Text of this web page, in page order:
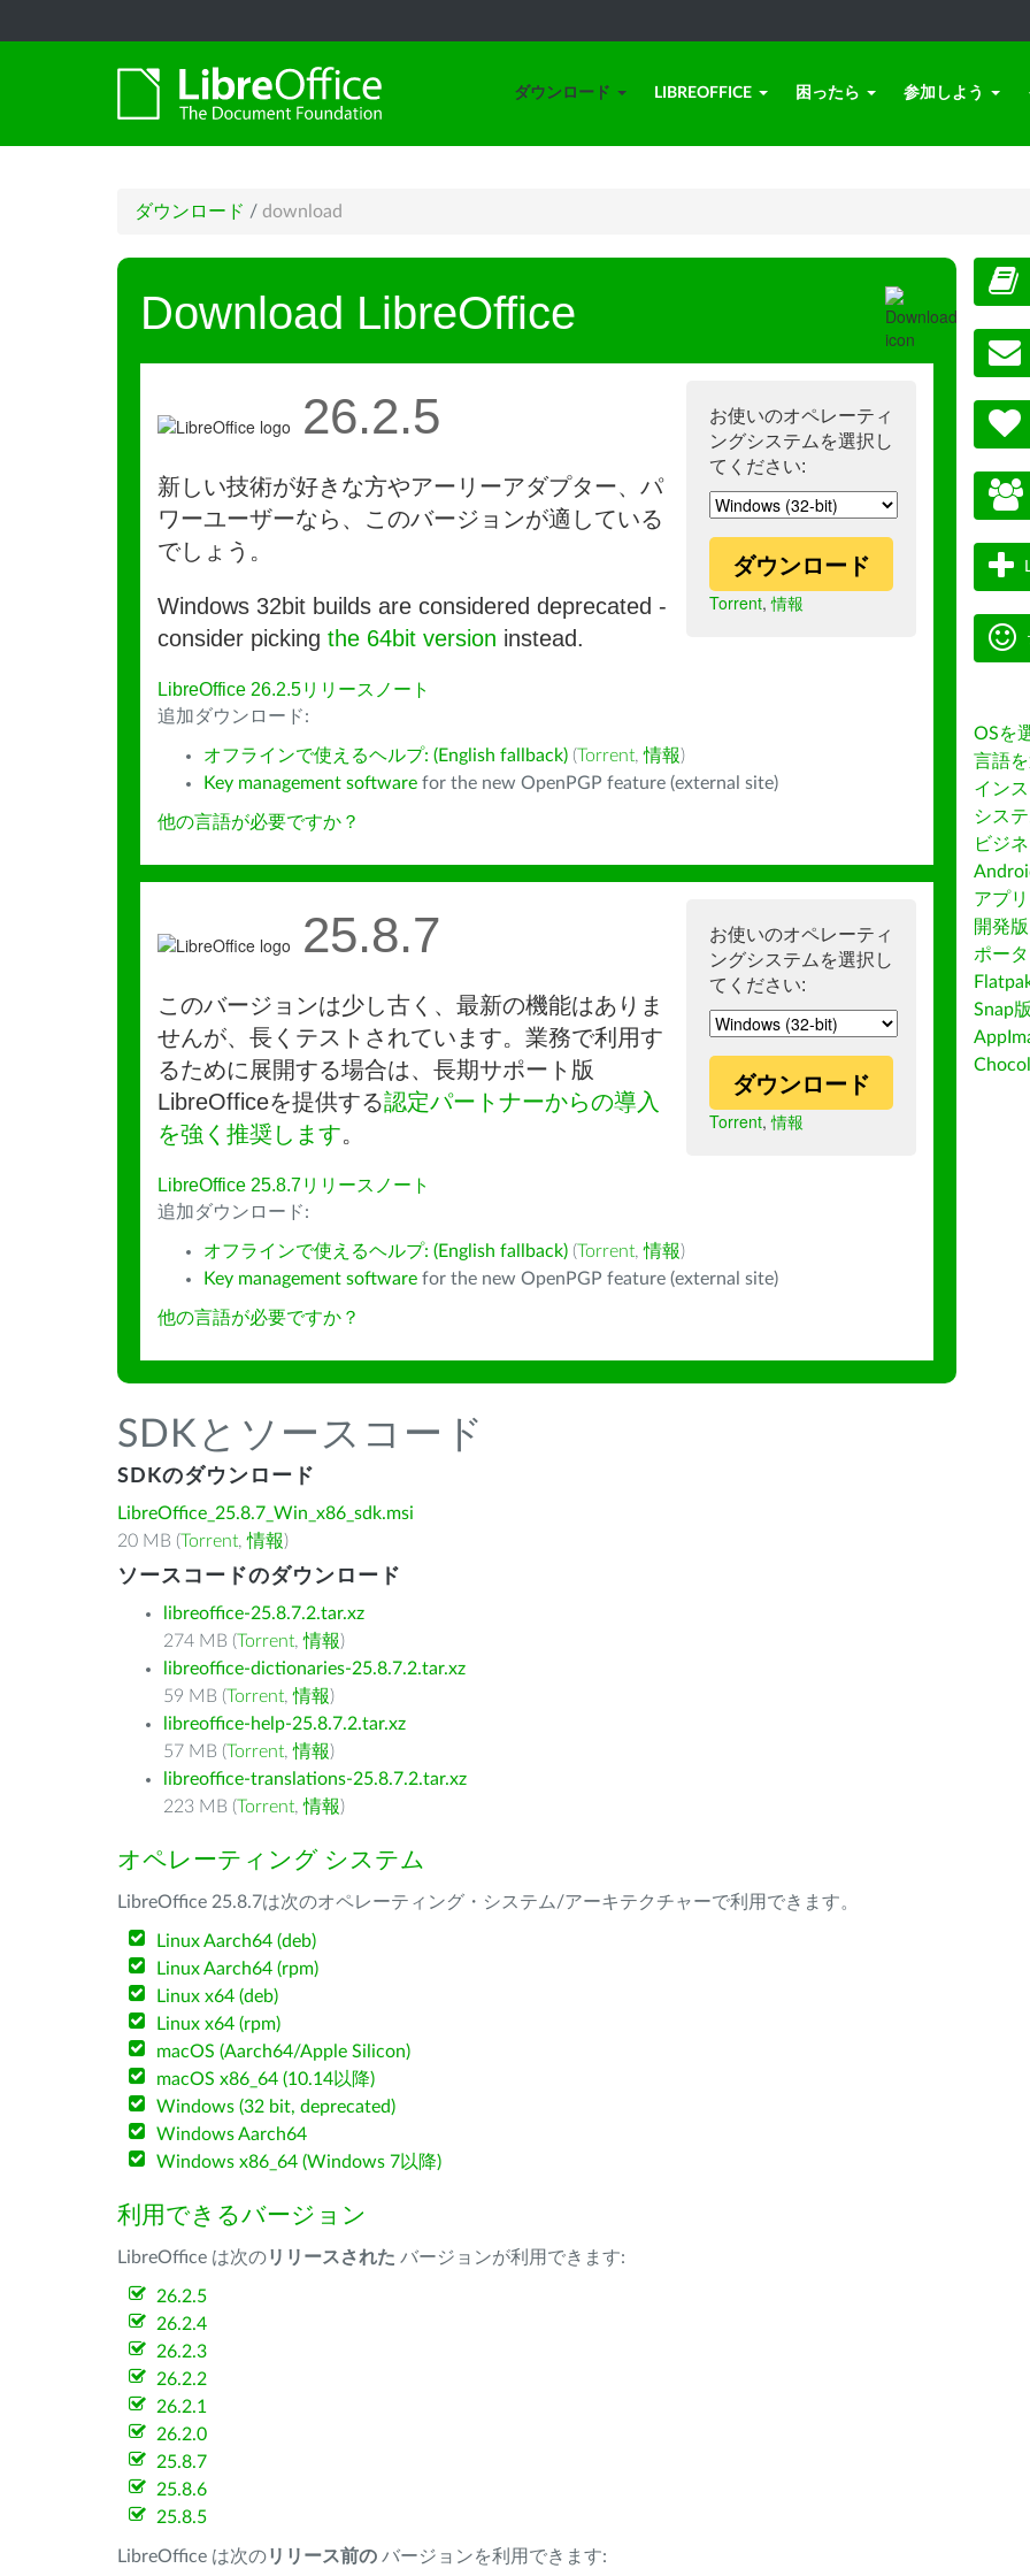
ダウンロード LIBREOFFICE 困ったら 参加しよう
ダウンロード / download
Download LibreOffice
お使いのオペレーティ
ングシステムを選択し
てください:
ダウンロード
Torrent,情報
26.2.5
新しい技術が好きな方やアーリーアダプター、パ
ワーユーザーなら、このバージョンが適している
でしょう。
Windows 32bit builds are considered deprecated -
consider picking the 64bit version instead.
LibreOffice 26.2.5リリースノート
追加ダウンロード:
オフラインで使えるヘルプ: (English fallback) (Torrent,情報)
Key management software for the new OpenPGP feature (external site)
他の言語が必要ですか？
お使いのオペレーティ
ングシステムを選択し
てください:
ダウンロード
Torrent,情報
25.8.7
このバージョンは少し古く、最新の機能はありま
せんが、長くテストされています。業務で利用す
るために展開する場合は、長期サポート版
LibreOfficeを提供する認定パートナーからの導入
を強く推奨します。
LibreOffice 25.8.7リリースノート
追加ダウンロード:
オフラインで使えるヘルプ: (English fallback) (Torrent,情報)
Key management software for the new OpenPGP feature (external site)
他の言語が必要ですか？
SDKとソースコード
SDKのダウンロード
LibreOffice_25.8.7_Win_x86_sdk.msi
20 MB (Torrent,情報)
ソースコードのダウンロード
libreoffice-25.8.7.2.tar.xz
274 MB (Torrent,情報)
libreoffice-dictionaries-25.8.7.2.tar.xz
59 MB (Torrent,情報)
libreoffice-help-25.8.7.2.tar.xz
57 MB (Torrent,情報)
libreoffice-translations-25.8.7.2.tar.xz
223 MB (Torrent,情報)
オペレーティング システム
LibreOffice 25.8.7は次のオペレーティング・システム/アーキテクチャーで利用できます。
Linux Aarch64 (deb)
Linux Aarch64 (rpm)
Linux x64 (deb)
Linux x64 (rpm)
macOS (Aarch64/Apple Silicon)
macOS x86_64 (10.14以降)
Windows (32 bit, deprecated)
Windows Aarch64
Windows x86_64 (Windows 7以降)
利用できるバージョン
LibreOffice は次のリリースされた バージョンが利用できます:
26.2.5
26.2.4
26.2.3
26.2.2
26.2.1
26.2.0
25.8.7
25.8.6
25.8.5
LibreOffice は次のリリース前の バージョンを利用できます:
OSを
言語
イン
シス
ビジ
アプ
開発版
ポー
Snap版